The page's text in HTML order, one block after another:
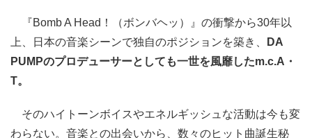
『Bomb A Head！（ボンバヘッ）』の衝撃から30年以
上、日本の音楽シーンで独自のポジションを築き、
DA
PUMPのプロデューサーとしても一世を風靡したm.c.A・
T。
そのハイトーンボイスやエネルギッシュな活動は今も変
わらない。音楽との出会いから、数々のヒット曲誕生秘